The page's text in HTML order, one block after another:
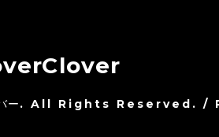
ー. All Rights Reserved. /